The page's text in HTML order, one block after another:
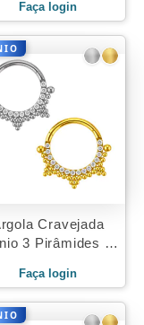
Faça login
Cravejada
3 Pirâmides de
Faça login